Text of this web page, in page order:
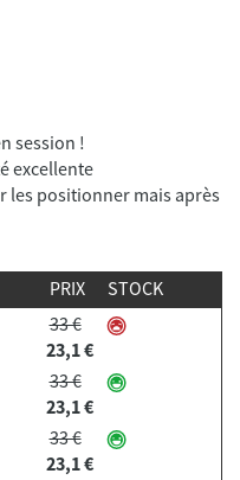
session !
excellente
les positionner mais après
PRIX
STOCK
33 €
23,1 €
33 €
23,1 €
33 €
23,1 €